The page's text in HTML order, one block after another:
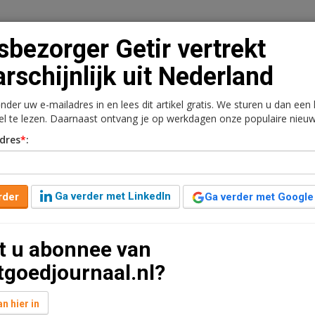
Vacaturebank Contact Abonnementen
waarschijnlijk uit
aangepast 1 minuut leestijd
uit Nederland, Duitsland en het Verenigd
basis van interne bronnen.
Getir vertrekt
uit Nederland
uw e-mailadres in en lees dit artikel gratis. We sturen u dan een
te lezen. Daarnaast ontvang je op werkdagen onze populaire
*:
Ga verder met LinkedIn Ga verder met Google
u abonnee van
hier in